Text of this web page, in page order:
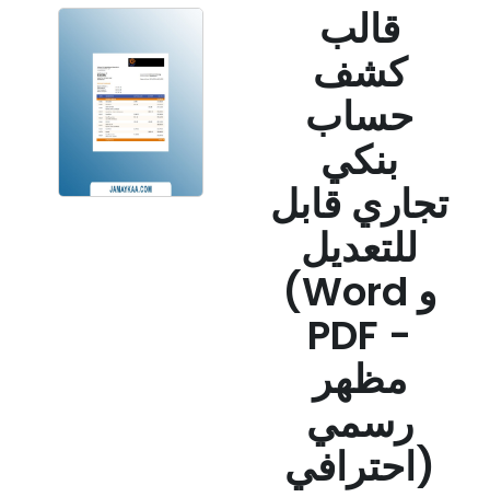
قالب
كشف
حساب
بنكي
تجاري قابل
للتعديل
(Word و
PDF -
مظهر
رسمي
احترافي)